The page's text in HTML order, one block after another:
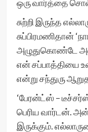
ஒரு வார்த்தை
சுற்றி இருந்த
சுப்பிரமணிதான்
அழுதுகொண்டே
என் சப்பாத்தியை
என்று சந்துரு
‘பேரன்ட்ஸ் –
பெரிய வார்டன்.
இருக்கும்.